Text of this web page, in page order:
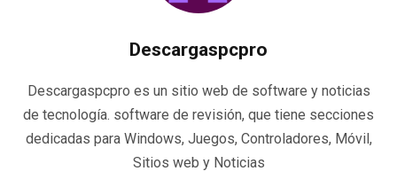
Descargaspcpro
Descargaspcpro es un sitio web de software y noticias
de tecnología. software de revisión, que tiene secciones
dedicadas para Windows, Juegos, Controladores, Móvil,
Sitios web y Noticias